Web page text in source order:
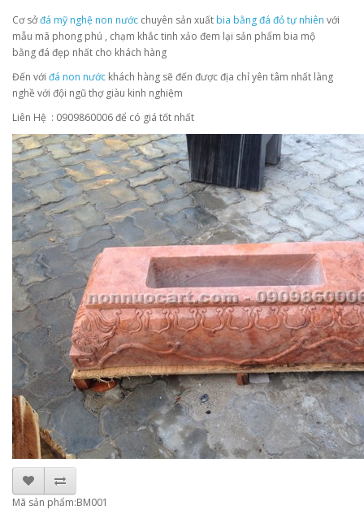
Cơ sởđá mỹ nghệ non nước chuyên sản xuất bia bằng đá đỏ tự nhiên với
mẫu mã phong phú , chạm khắc tinh xảo đem lại sản phẩm bia mộ
bằng đá đẹp nhất cho khách hàng
Đến với đá non nước khách hàng sẽ đến được địa chỉ yên tâm nhất làng
nghề với đội ngũ thợ giàu kinh nghiệm
Liên Hệ : 0909860006 để có giá tốt nhất
Mã sản phẩm:BM001